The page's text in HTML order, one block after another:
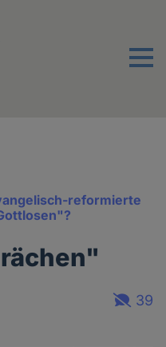
Menu
reformierte
39